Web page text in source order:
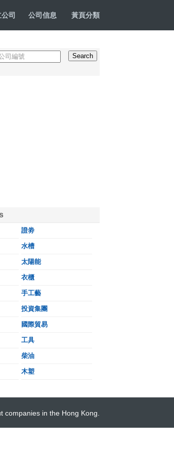
司 公司信息 黃頁分類
證劵
水槽
太陽能
衣櫃
手工藝
投資集團
國際貿易
工具
柴油
木塑
companies in the Hong Kong.